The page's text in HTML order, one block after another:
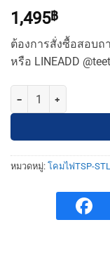
1,495฿
ต้องการสั่งซื้อสอบถ
หรือ LINEADD
จำนวน TSP โคมไฮเ
หมวดหมู่: โคมไฟTSP-STL